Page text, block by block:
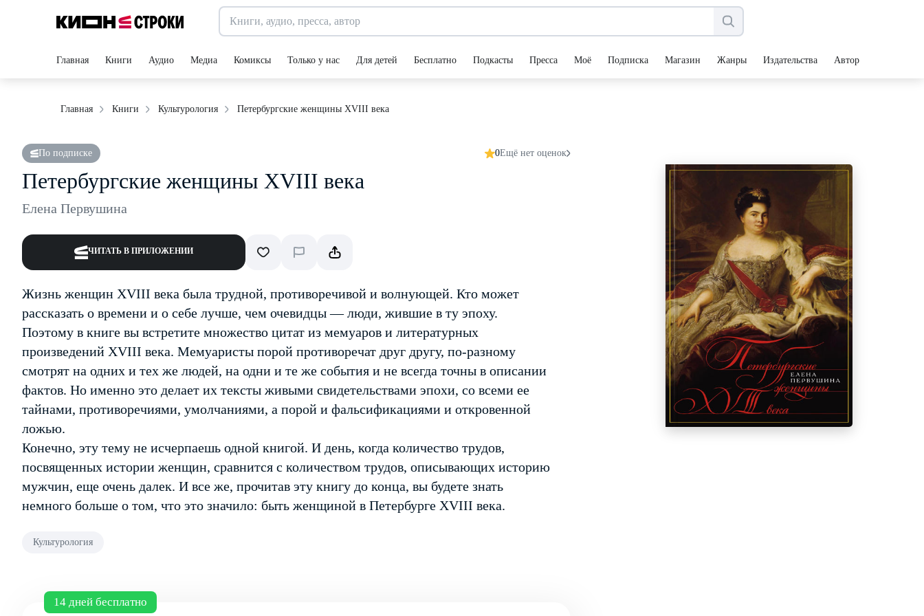
Главная Книги Аудио Медиа Комиксы Только у нас Для детей Бесплатно Подкасты Пресса Моё Подписка Магазин Жанры Издательства Авторы
Главная Книги Культурология Петербургские женщины XVIII века
По подписке 0Ещё нет оценок
Петербургские женщины XVIII века
Елена Первушина
ЧИТАТЬ В ПРИЛОЖЕНИИ
Жизнь женщин XVIII века была трудной, противоречивой и волнующей. Кто может
рассказать о времени и о себе лучше, чем очевидцы — люди, жившие в ту эпоху.
Поэтому в книге вы встретите множество цитат из мемуаров и литературных
произведений XVIII века. Мемуаристы порой противоречат друг другу, по-разному
смотрят на одних и тех же людей, на одни и те же события и не всегда точны в описании
фактов. Но именно это делает их тексты живыми свидетельствами эпохи, со всеми ее
тайнами, противоречиями, умолчаниями, а порой и фальсификациями и откровенной
ложью.
Конечно, эту тему не исчерпаешь одной книгой. И день, когда количество трудов,
посвященных истории женщин, сравнится с количеством трудов, описывающих историю
мужчин, еще очень далек. И все же, прочитав эту книгу до конца, вы будете знать
немного больше о том, что это значило: быть женщиной в Петербурге XVIII века.
Культурология
14 дней бесплатно